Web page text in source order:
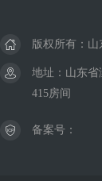
版权所有：山
地址：山东
415房间
备案号：